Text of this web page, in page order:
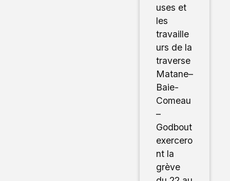
uses et
les
travaille
urs de la
traverse
Matane–
Baie-
Comeau
–
Godbout
exercero
nt la
grève